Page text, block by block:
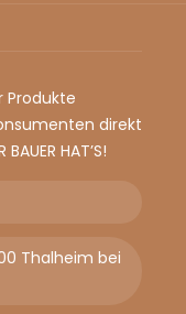
Produkte
direkt
HAT’S!
Thalheim bei